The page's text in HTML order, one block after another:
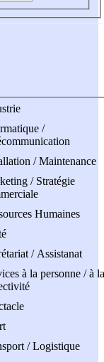
/
/ Maintenance
/ Stratégie
Humaines
/ Assistanat
à la personne / à la
/ Logistique